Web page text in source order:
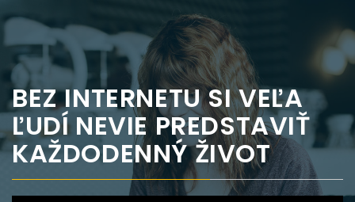
BEZ INTERNETU SI VEĽA
ĽUDÍ NEVIE PREDSTAVIŤ
KAŽDODENNÝ ŽIVOT